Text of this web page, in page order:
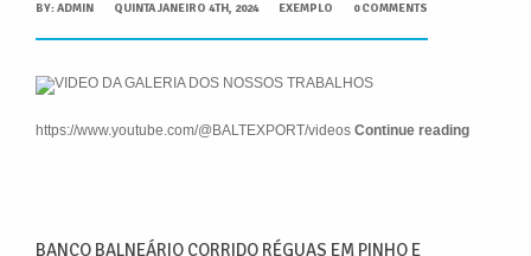
BY:ADMIN QUINTA JANEIRO 4TH, 2024 EXEMPLO 0 COMMENTS
https://www.youtube.com/@BALTEXPORT/videos Continue reading
BANCO BALNEÁRIO CORRIDO RÉGUAS EM PINHO E